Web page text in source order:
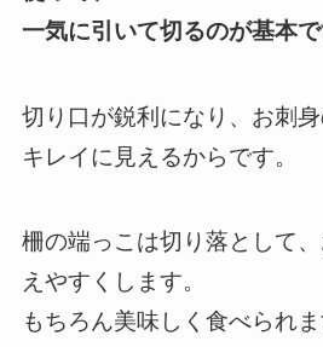
一気に引いて切るのが基本で
切り口が鋭利になり、お刺
キレイに見えるからです。
柵の端っこは切り落として
えやすくします。
もちろん美味しく食べられ